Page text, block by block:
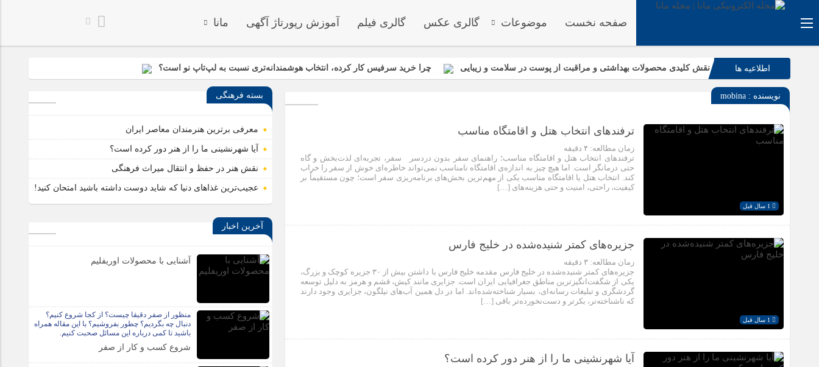
صفحه نخست موضوعات گالری عکس گالری فیلم آموزش رپورتاژ آگهی مانا
اطلاعیه ها نقش کلیدی محصولات بهداشتی و مراقبت از پوست در سلامت و زیبایی چرا خرید سرفیس کار کرده، انتخاب هوشمندانه‌تری نسبت به لپ‌تاپ نو است؟
اجزای تعیین کننده قدرت و مانور پاراموتور
رتبه‌های برتر تیزهوشان ۱۴۰۴ چه کلاس‌هایی را انتخاب کردند؟
نویسنده : mobina
ترفندهای انتخاب هتل و اقامتگاه مناسب
زمان مطالعه: ۴ دقیقه
ترفندهای انتخاب هتل و اقامتگاه مناسب؛ راهنمای سفر بدون دردسر سفر، تجربه‌ای لذت‌بخش و گاه
حتی درمانگر است. اما هیچ چیز به اندازه‌ی اقامتگاه نامناسب نمی‌تواند خاطره‌ای خوش از سفر را خراب
کند. انتخاب هتل یا اقامتگاه مناسب یکی از مهم‌ترین بخش‌های برنامه‌ریزی سفر است؛ چون مستقیماً بر
کیفیت، راحتی، امنیت و حتی هزینه‌های […]
جزیره‌های کمتر شنیده‌شده در خلیج فارس
زمان مطالعه:۳ دقیقه
جزیره‌های کمتر شنیده‌شده در خلیج فارس مقدمه خلیج فارس با داشتن بیش از ۳۰ جزیره کوچک و بزرگ،
یکی از شگفت‌انگیزترین مناطق جغرافیایی ایران است. جزایری مانند کیش، قشم و هرمز به دلیل توسعه
گردشگری و تبلیغات رسانه‌ای، بسیار شناخته‌شده‌اند. اما در دل همین آب‌های نیلگون، جزایری وجود دارند
که ناشناخته‌تر، بکرتر و دست‌نخورده‌تر باقی […]
آیا شهرنشینی ما را از هنر دور کرده است؟
بسته فرهنگی
معرفی برترین هنرمندان معاصر ایران
آیا شهرنشینی ما را از هنر دور کرده است؟
نقش هنر در حفظ و انتقال میراث فرهنگی
عجیب‌ترین غذاهای دنیا که شاید دوست داشته باشید امتحان کنید!
آخرین اخبار
آشنایی با محصولات اوریفلیم
منظور از صفر دقیقا چیست؟ از کجا شروع کنیم؟
دنبال چه بگردیم؟ چطور بفروشیم؟ با این مقاله همراه
باشید تا کمی درباره این مسائل صحبت کنیم.
شروع کسب و کار از صفر